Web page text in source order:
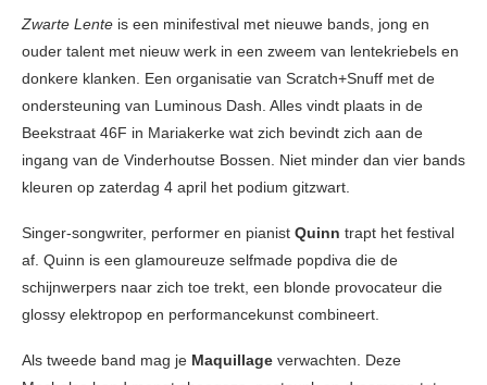
Zwarte Lente is een minifestival met nieuwe bands, jong en
ouder talent met nieuw werk in een zweem van lentekriebels en
donkere klanken. Een organisatie van Scratch+Snuff met de
ondersteuning van Luminous Dash. Alles vindt plaats in de
Beekstraat 46F in Mariakerke wat zich bevindt zich aan de
ingang van de Vinderhoutse Bossen. Niet minder dan vier bands
kleuren op zaterdag 4 april het podium gitzwart.
Singer-songwriter, performer en pianist Quinn trapt het festival
af. Quinn is een glamoureuze selfmade popdiva die de
schijnwerpers naar zich toe trekt, een blonde provocateur die
glossy elektropop en performancekunst combineert.
Als tweede band mag je Maquillage verwachten. Deze